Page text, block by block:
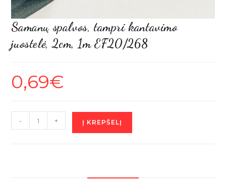
Samanų spalvos, tampri kantavimo
juostelė, 2cm, 1m EF20/268
0,69€
produkto
kiekis:
- + Į KREPŠELĮ